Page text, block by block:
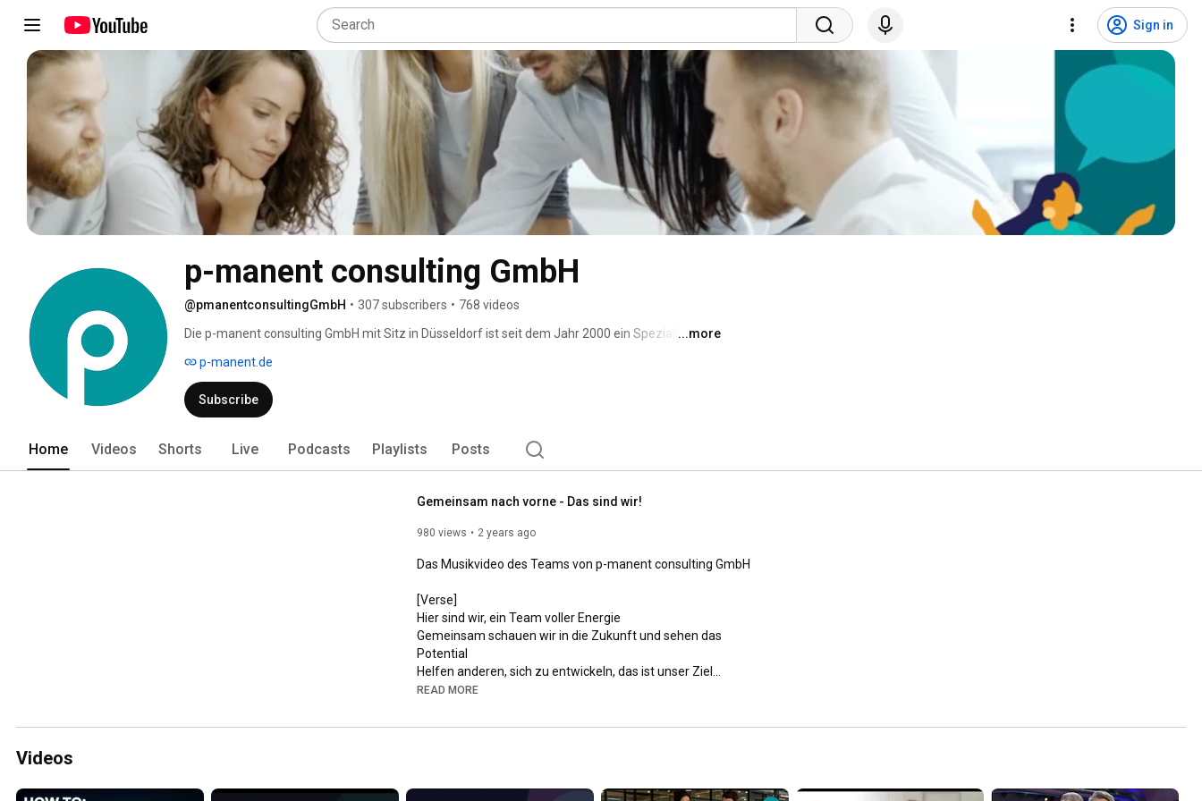
Sign in
p-manent consulting GmbH
@pmanentconsultingGmbH • 307 subscribers • 768 videos
Die p-manent consulting GmbH mit Sitz in Düsseldorf ist seit dem Jahr 2000 ein Spezialist zur
und Learning. Wir beraten Firmen beim Einkauf von Softwarelösungen und setzen mit Hilfe
marktführenden Produkten die HR-Strategie in pragmatische Prozesse um. Dabei stehen wir
mit einem Team aus Kundenberatern, Projektmanager, IT-Spezialisten, Trainer und HR-
...more
p-manent.de
Subscribe
Home Videos Shorts Live Podcasts Playlists Posts
Gemeinsam nach vorne - Das sind wir!
980 views 2 years ago
Das Musikvideo des Teams von p-manent consulting GmbH
[Verse]
Hier sind wir, ein Team voller Energie
Gemeinsam schauen wir in die Zukunft und sehen das
Potential
Helfen anderen, sich zu entwickeln, das ist unser Ziel
Positive Energien, gemeinsames Handeln, das ist unser Stil
[Chorus]
READ MORE
Videos